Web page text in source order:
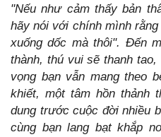
"Nếu như cảm thấy bản
hãy nói với chính mình
xuống dốc mà thôi". Đến
thành, thú vui sẽ thanh
vọng bạn vẫn mang theo
khiết, một tâm hồn thảnh
dung trước cuộc đời nhiều
cùng bạn lang bạt khắp